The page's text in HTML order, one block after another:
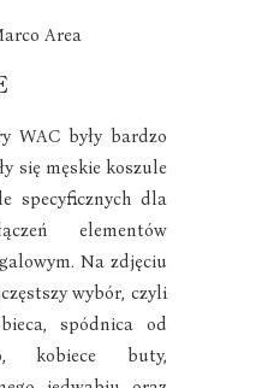
Area
WAC były bardzo
się męskie koszule
specyficznych dla
elementów
Na zdjęciu
wybór, czyli
spódnica od
kobiece buty,